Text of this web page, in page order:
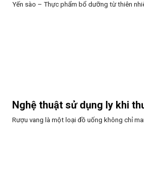
Yến sào – Thực phẩm bổ dưỡng từ thiên
Nghệ thuật sử dụng ly khi
Rượu vang là một loại đồ uống không chỉ